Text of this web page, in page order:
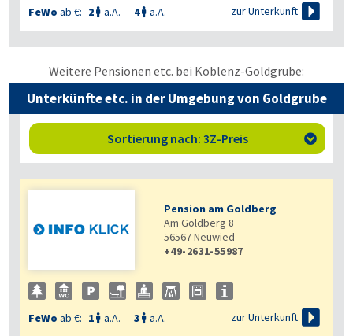
FeWo ab €: 2  a.A. 4 a.A. zur Unterkunft 
Weitere Pensionen etc. bei Koblenz-Goldgrube:
Unterkünfte etc. in der Umgebung von Goldgrube
Sortierung nach: 3Z-Preis 
Pension am Goldberg
Am Goldberg 8
56567Neuwied
+49-2631-55987
FeWo ab €: 1  a.A. 3  a.A. zur Unterkunft 